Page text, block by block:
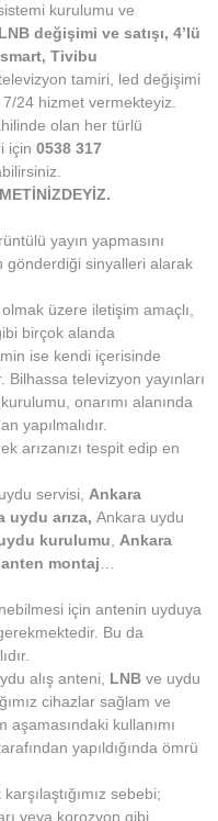
kurulumu ve
değişimi ve satışı, 4’lü
Tivibu
tamiri, led değişimi
7/24 hizmet vermekteyiz.
olan her türlü
için 0538 317
yayın yapmasını
gönderdiği sinyalleri alarak
üzere iletişim amaçlı,
birçok alanda
ise kendi içerisinde
Bilhassa televizyon yayınları
onarımı alanında
yapılmalıdır.
arızanızı tespit edip en
servisi, Ankara
uydu arıza, Ankara uydu
kurulumu, Ankara
montaj…
için antenin uyduya
Bu da
alış anteni, LNB ve uydu
cihazlar sağlam ve
kullanımı
yapıldığında ömrü
sebebi;
veya korozyon gibi